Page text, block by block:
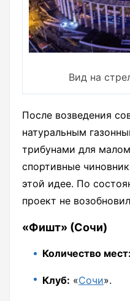
Вид на
После возведения
натуральным
трибунами для
спортивные
этой идее. По
проект не
«Фишт» (Сочи)
Количество мест:
Клуб: «Сочи».